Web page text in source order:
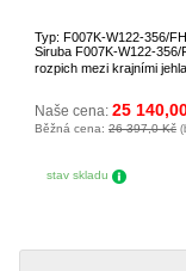
Typ: F007K-W122-356/
Siruba F007K-W122-
rozpich mezi krajními
Naše cena: 25
Běžná cena: 26 397,0 Kč
stav skladu